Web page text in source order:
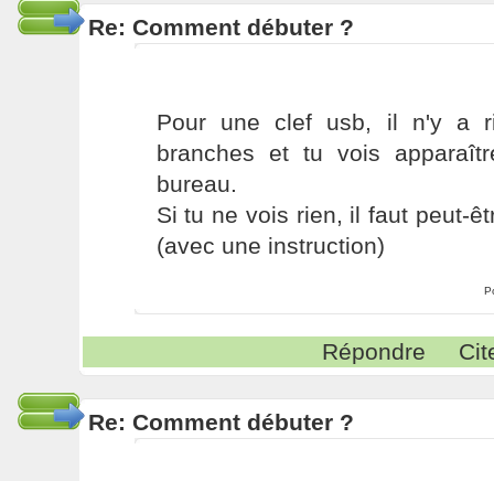
Re: Comment débuter ?
Pour une clef usb, il n'y a
branches et tu vois
bureau.
Si tu ne vois rien, il faut peut-
(avec une instruction)
Répondre
Re: Comment débuter ?